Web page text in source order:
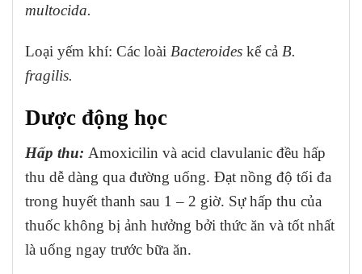
multocida.
Loại yếm khí: Các loài Bacteroides kể cả B.
fragilis.
Dược động học
Hấp thu: Amoxicilin và acid clavulanic đều hấp
thu dễ dàng qua đường uống. Đạt nồng độ tối đa
trong huyết thanh sau 1 – 2 giờ. Sự hấp thu của
thuốc không bị ảnh hưởng bởi thức ăn và tốt nhất
là uống ngay trước bữa ăn.